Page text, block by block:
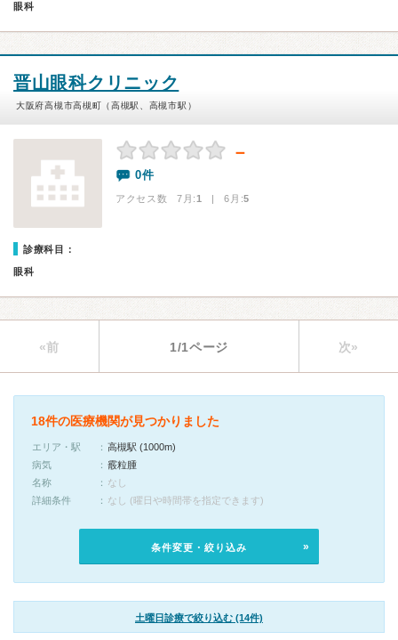
眼科
晋山眼科クリニック
大阪府高槻市高槻町（高槻駅、高槻市駅）
－
0件
アクセス数 7月:1 | 6月:5
診療科目：
眼科
«前 1/1ページ 次»
18件の医療機関が見つかりました
エリア・駅
高槻駅 (1000m)
病気
霰粒腫
名称
なし
詳細条件
なし (曜日や時間帯を指定できます)
条件変更・絞り込み
土曜日診療で絞り込む (14件)